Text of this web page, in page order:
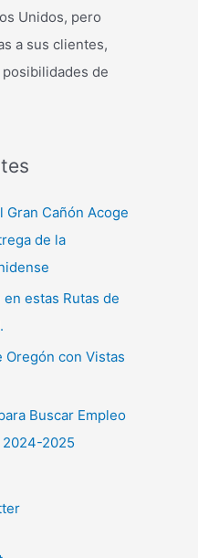
Unidos, pero
a sus clientes,
de
Gran Cañón Acoge
de la
estas Rutas de
Oregón con Vistas
Buscar Empleo
2024-2025